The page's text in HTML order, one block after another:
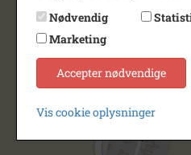
Nødvendig
Marketing
Accepter nødvendige
Vis cookie oplysninger